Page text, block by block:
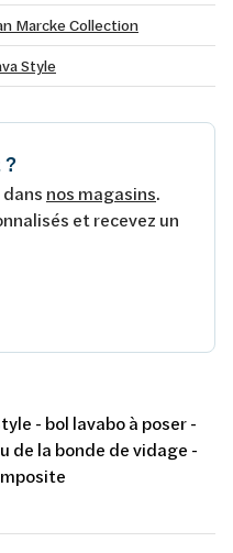
Marcke Collection
Style
nos magasins.
et recevez un
- bol lavabo à poser -
de la bonde de vidage -